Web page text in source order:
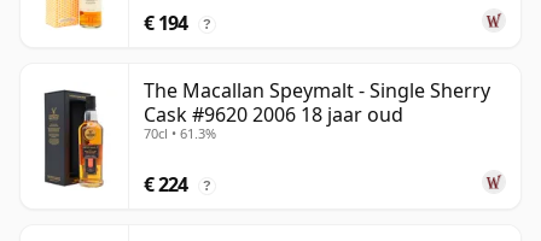
€ 194 ?
The Macallan Speymalt - Single Sherry
Cask #9620 2006 18 jaar oud
70cl • 61.3%
€ 224 ?